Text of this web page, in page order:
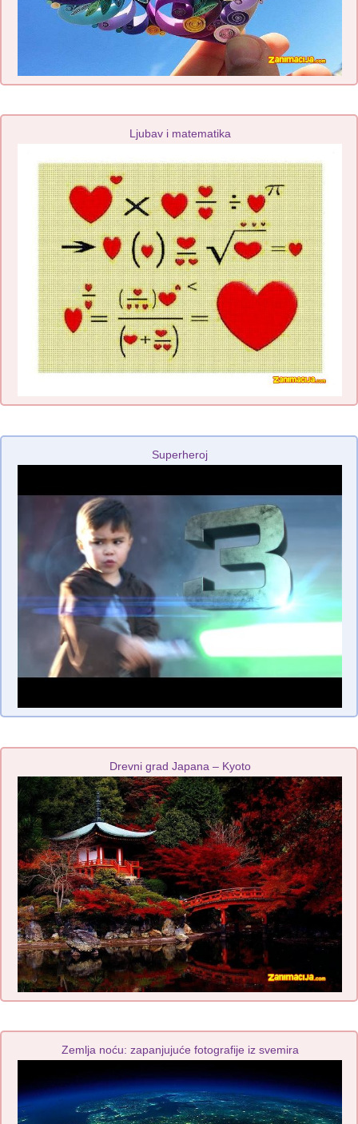
Ljubav i matematika
Superheroj
Drevni grad Japana – Kyoto
Zemlja noću: zapanjujuće fotografije iz svemira